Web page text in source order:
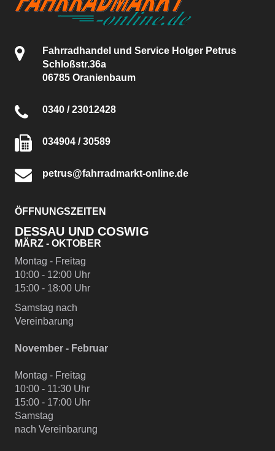
Fahrradhandel und Service Holger Petrus
Schloßstr.36a
06785 Oranienbaum
0340 / 23012428
034904 / 30589
petrus@fahrradmarkt-online.de
ÖFFNUNGSZEITEN
DESSAU UND COSWIG
MÄRZ - OKTOBER
Montag - Freitag
10:00 - 12:00 Uhr
15:00 - 18:00 Uhr
Samstag nach
Vereinbarung
November - Februar
Montag - Freitag
10:00 - 11:30 Uhr
15:00 - 17:00 Uhr
Samstag
nach Vereinbarung